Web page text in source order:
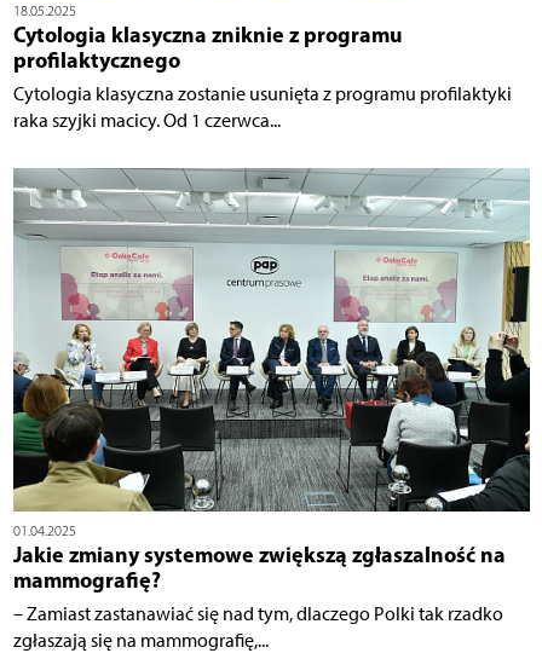
18.05.2025
Cytologia klasyczna zniknie z programu
profilaktycznego
Cytologia klasyczna zostanie usunięta z programu profilaktyki
raka szyjki macicy. Od 1 czerwca...
01.04.2025
Jakie zmiany systemowe zwiększą zgłaszalność na
mammografię?
– Zamiast zastanawiać się nad tym, dlaczego Polki tak rzadko
zgłaszają się na mammografię,...